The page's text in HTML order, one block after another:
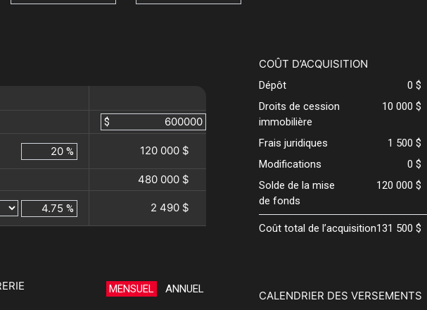
$
% 120 000 $
480 000 $
% 2 490 $
MENSUEL ANNUEL
COÛT D’ACQUISITION
Dépôt
0 $
Droits de cession
immobilière
10 000 $
Frais juridiques
1 500 $
Modifications
0 $
Solde de la mise
de fonds
120 000 $
Coût total de l’acquisition131 500 $
CALENDRIER DES VERSEMENTS